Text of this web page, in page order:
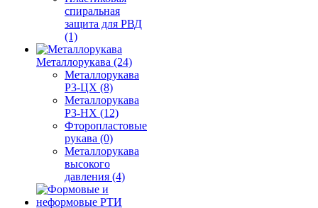
спиральная
защита для РВД
(1)
Металлорукава (24)
Металлорукава
Р3-ЦХ (8)
Металлорукава
Р3-НХ (12)
Фторопластовые
рукава (0)
Металлорукава
высокого
давления (4)